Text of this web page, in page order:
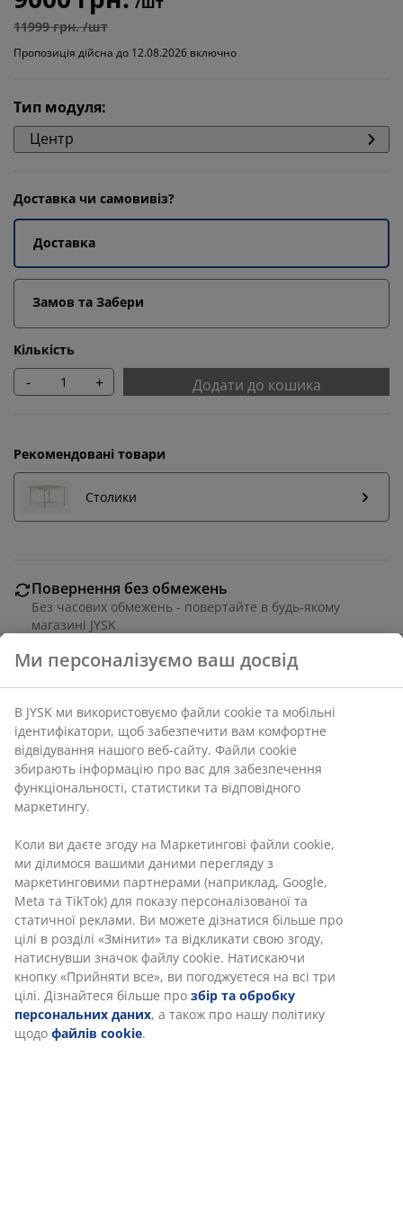
11999 грн. /шт
Пропозиція дійсна до 12.08.2026 включно
Тип модуля:
Центр
Доставка чи самовивіз?
Доставка
Замов та Забери
Кількість
- + Додати до кошика
Рекомендовані товари
Столики
Повернення без обмежень
Без часових обмежень - повертайте в будь-якому
магазині JYSK
Гарантія ціни
30 днів гарантії ціни на всі товари
Швидка та зручна доставка на ваш вибір
Артикул: 3630142
Характеристики
Відгуки
(14)